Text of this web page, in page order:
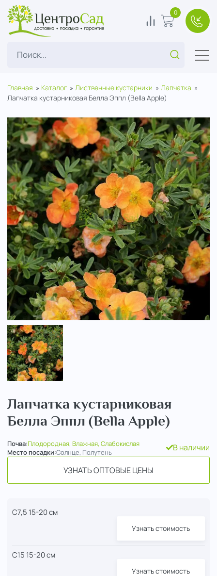
ЦентроСад
Поиск...
0 В корзину
0
Главная Каталог Лиственные кустарники
Лапчатка
Лапчатка кустарниковая Белла Эппл (Bella Apple)
Лапчатка кустарниковая
Белла Эппл (Bella Apple)
Почва:Плодородная, Влажная, Слабокислая
Место посадки:Солнце, Полутень В наличии
УЗНАТЬ ОПТОВЫЕ ЦЕНЫ
С7,5 15-20 см
Узнать стоимость
С15 15-20 см
Узнать стоимость